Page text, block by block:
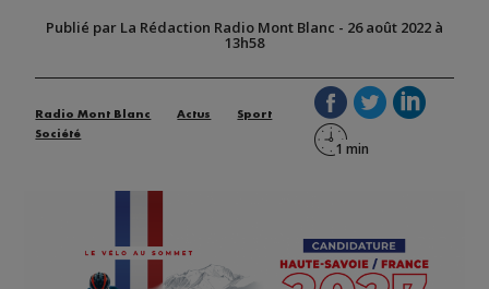
Publié par La Rédaction Radio Mont Blanc - 26 août 2022 à
13h58
Radio Mont Blanc Actus
Sport
Société